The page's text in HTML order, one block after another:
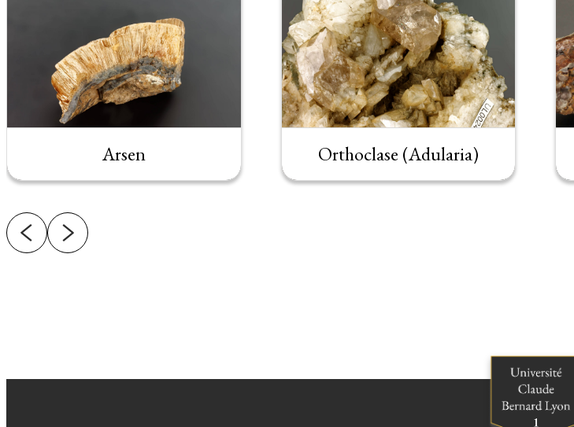
Arsen Orthoclase (Adularia)